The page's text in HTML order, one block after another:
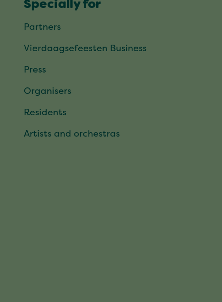
Specially for
Partners
Vierdaagsefeesten Business
Press
Organisers
Residents
Artists and orchestras